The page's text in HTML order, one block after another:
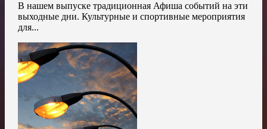
В нашем выпуске традиционная Афиша событий на эти
выходные дни. Культурные и спортивные мероприятия
для...